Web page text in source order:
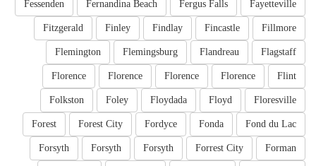
Fayetteville
Fergus Falls
Fernandina Beach
Fessenden
Fillmore
Fincastle
Findlay
Finley
Fitzgerald
Flagstaff
Flandreau
Flemingsburg
Flemington
Flint
Florence
Florence
Florence
Florence
Floresville
Floyd
Floydada
Foley
Folkston
Fond du Lac
Fonda
Fordyce
Forest City
Forest
Forman
Forrest City
Forsyth
Forsyth
Forsyth